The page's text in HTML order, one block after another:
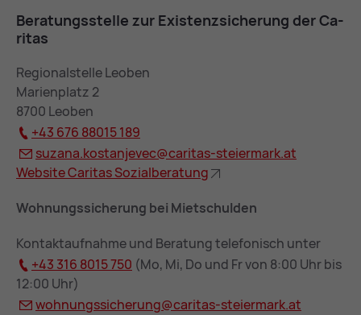
Be­ra­tungs­stel­le zur Exis­tenz­si­che­rung der Ca­
ri­tas
Regionalstelle Leoben
Marienplatz 2
8700 Leoben
+43 676 88015 189
su­za­na.kostan­je­vec@ca­ri­tas-stei­er­mark.at
Web­site Ca­ri­tas So­zi­al­be­ra­tung
Wohnungssicherung bei Mietschulden
Kontaktaufnahme und Beratung telefonisch unter
+43 316 8015 750 (Mo, Mi, Do und Fr von 8:00 Uhr bis
12:00 Uhr)
woh­nungs­si­che­rung@ca­ri­tas-stei­er­mark.at